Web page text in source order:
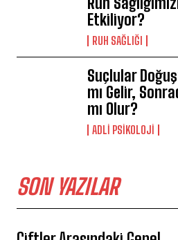
Etkiliyor?
⁠RUH SAĞLIĞI
Suçlular
mı Gelir,
mı Olur?
ADLI PSIKOLOJI
SON YAZILAR